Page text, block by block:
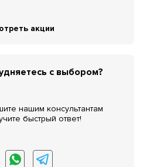
акции
с выбором?
нашим консультантам
быстрый ответ!